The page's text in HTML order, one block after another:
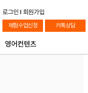
로그인 l 회원가입
체험수업신청 카톡상담
영어컨텐츠